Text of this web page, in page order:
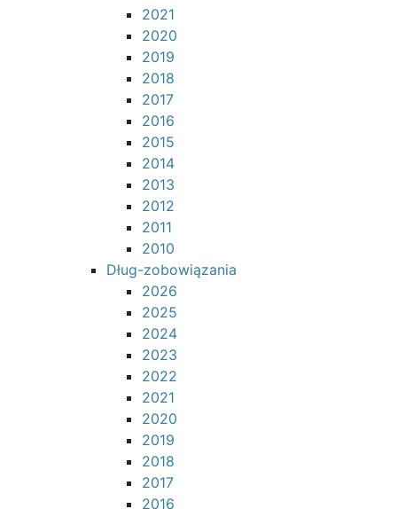
2021
2020
2019
2018
2017
2016
2015
2014
2013
2012
2011
2010
Dług-zobowiązania
2026
2025
2024
2023
2022
2021
2020
2019
2018
2017
2016